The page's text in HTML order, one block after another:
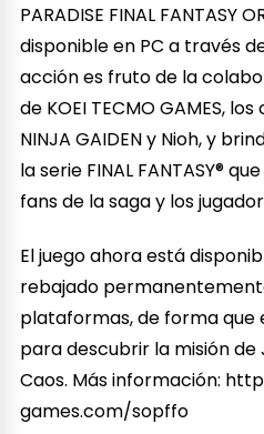
PARADISE FINAL FANTASY
disponible en PC a través
acción es fruto de la
de KOEI TECMO GAMES,
NINJA GAIDEN y Nioh, y
la serie FINAL FANTASY®
fans de la saga y los
El juego ahora está
rebajado
plataformas, de forma que
para descubrir la misión
Caos. Más información:
games.com/sopffo